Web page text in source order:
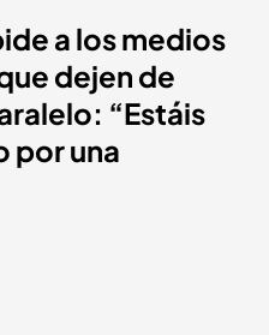
a los medios
dejen de
“Estáis
por una